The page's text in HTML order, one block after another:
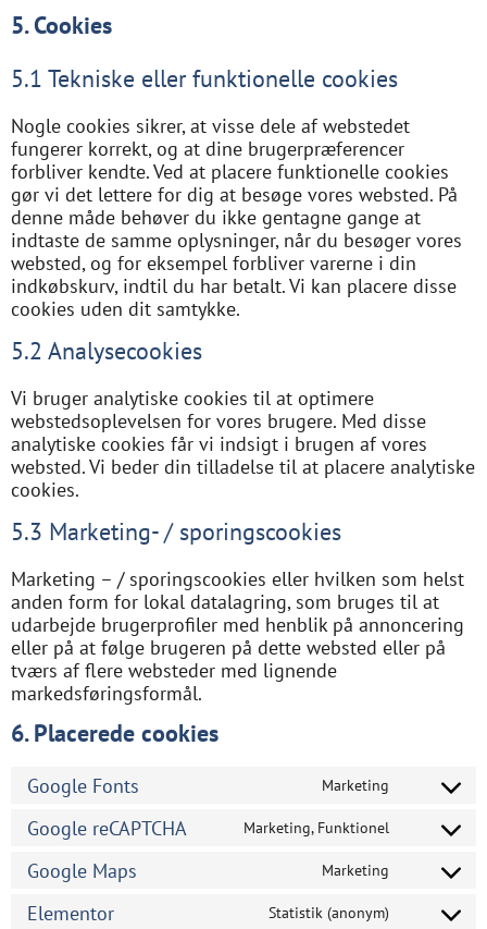
5. Cookies
5.1 Tekniske eller funktionelle cookies
Nogle cookies sikrer, at visse dele af webstedet
fungerer korrekt, og at dine brugerpræferencer
forbliver kendte. Ved at placere funktionelle cookies
gør vi det lettere for dig at besøge vores websted. På
denne måde behøver du ikke gentagne gange at
indtaste de samme oplysninger, når du besøger vores
websted, og for eksempel forbliver varerne i din
indkøbskurv, indtil du har betalt. Vi kan placere disse
cookies uden dit samtykke.
5.2 Analysecookies
Vi bruger analytiske cookies til at optimere
webstedsoplevelsen for vores brugere. Med disse
analytiske cookies får vi indsigt i brugen af ​​vores
websted. Vi beder din tilladelse til at placere analytiske
cookies.
5.3 Marketing- / sporingscookies
Marketing – / sporingscookies eller hvilken som helst
anden form for lokal datalagring, som bruges til at
udarbejde brugerprofiler med henblik på annoncering
eller på at følge brugeren på dette websted eller på
tværs af flere websteder med lignende
markedsføringsformål.
6. Placerede cookies
Google Fonts Marketing
Google reCAPTCHA Marketing, Funktionel
Google Maps Marketing
Elementor Statistik (anonym)